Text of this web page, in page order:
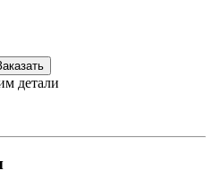
детали